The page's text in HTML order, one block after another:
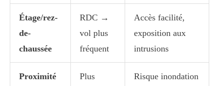
Étage/rez-
de-
chaussée
RDC →
vol plus
fréquent
Accès facilité,
exposition aux
intrusions
Proximité
Plus
Risque inondation